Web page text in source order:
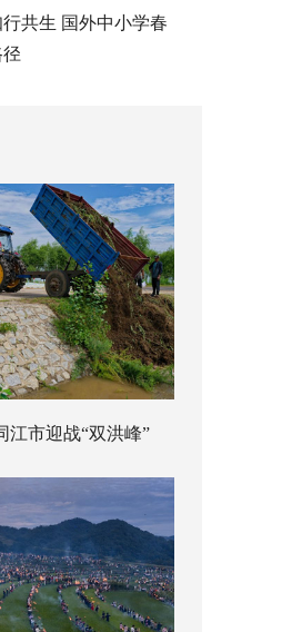
共生 国外中小学春
径
江市迎战“双洪峰”